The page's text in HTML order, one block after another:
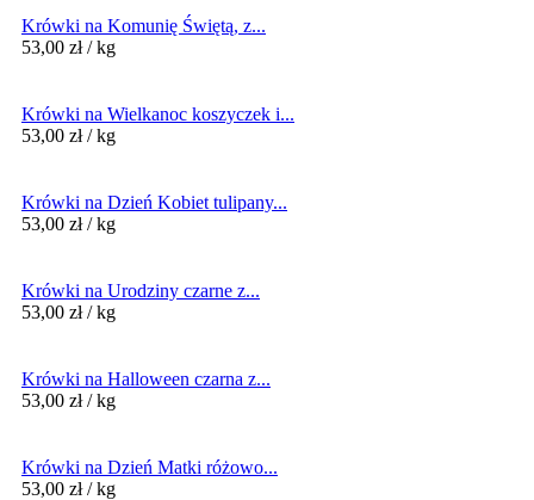
Krówki na Komunię Świętą, z...
53,00 zł / kg
Krówki na Wielkanoc koszyczek i...
53,00 zł / kg
Krówki na Dzień Kobiet tulipany...
53,00 zł / kg
Krówki na Urodziny czarne z...
53,00 zł / kg
Krówki na Halloween czarna z...
53,00 zł / kg
Krówki na Dzień Matki różowo...
53,00 zł / kg